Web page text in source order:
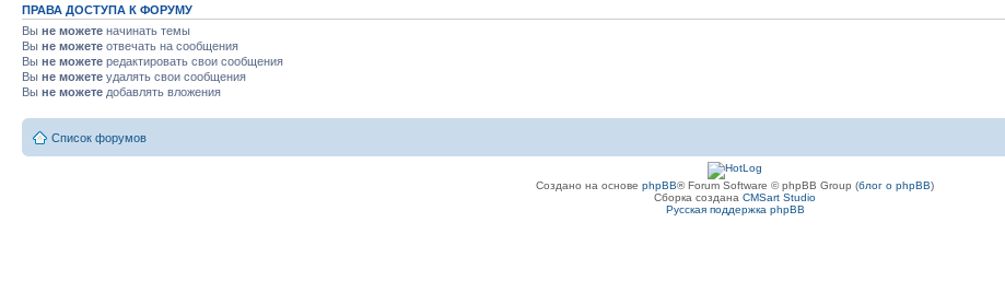
ПРАВА ДОСТУПА К ФОРУМУ
Вы не можете начинать темы
Вы не можете отвечать на сообщения
Вы не можете редактировать свои сообщения
Вы не можете удалять свои сообщения
Вы не можете добавлять вложения
Список форумов
Создано на основе phpBB® Forum Software © phpBB Group (блог о phpBB)
Сборка создана CMSart Studio
Русская поддержка phpBB